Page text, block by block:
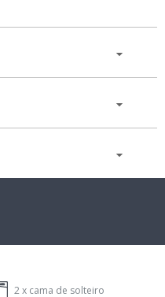
2 x cama de solteiro